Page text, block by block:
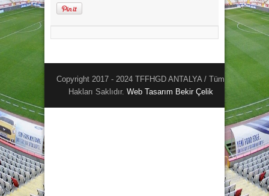
Copyright 2017 - 2024 TFFHGD ANTALYA / Tüm
Hakları Saklıdır. Web Tasarım Bekir Çelik